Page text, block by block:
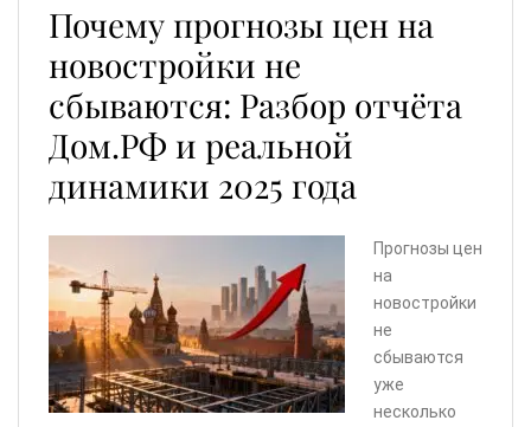
Почему прогнозы цен на
новостройки не
сбываются: Разбор отчёта
Дом.РФ и реальной
динамики 2025 года
Прогнозы цен
на
новостройки
не
сбываются
уже
несколько